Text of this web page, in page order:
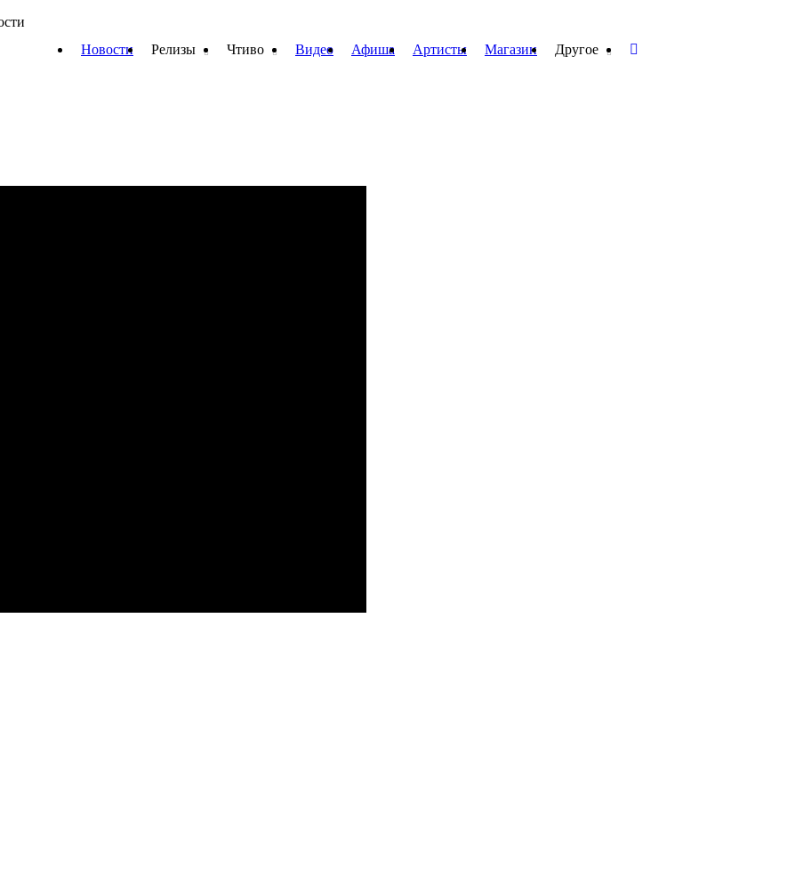
Новости Релизы Чтиво Видео Афиша Артисты Магазин Другое